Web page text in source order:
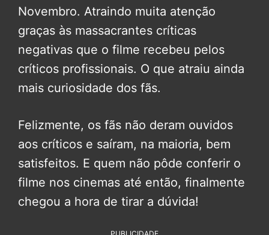
Novembro. Atraindo muita atenção
graças às massacrantes críticas
negativas que o filme recebeu pelos
críticos profissionais. O que atraiu ainda
mais curiosidade dos fãs.
Felizmente, os fãs não deram ouvidos
aos críticos e saíram, na maioria, bem
satisfeitos. E quem não pôde conferir o
filme nos cinemas até então, finalmente
chegou a hora de tirar a dúvida!